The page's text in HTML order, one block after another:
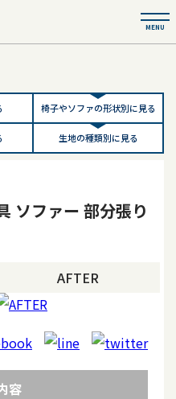
椅子やソファの形状別に見る
生地の種類別に見る
ソファー 部分張り
AFTER
容